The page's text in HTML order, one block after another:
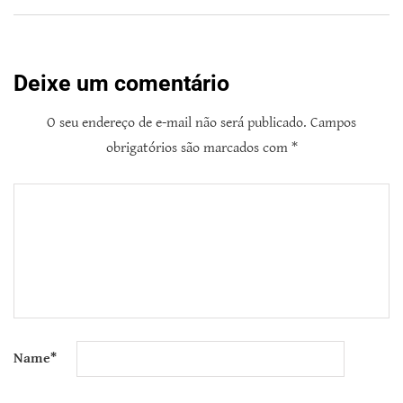
Deixe um comentário
O seu endereço de e-mail não será publicado. Campos
obrigatórios são marcados com *
Name*